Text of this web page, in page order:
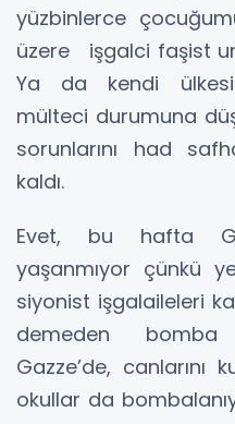
yüzbinlerce
üzere işgalci faşist
Ya da kendi
mülteci durumuna
sorunlarını had
kaldı.
Evet, bu hafta
yaşanmıyor çünkü
siyonist işgalaileleri
demeden
Gazze’de, canlarını
okullar da